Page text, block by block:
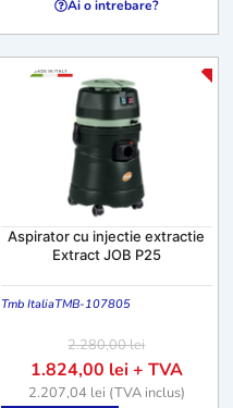
Ai o intrebare?
-
Aspirator cu injectie extractie
Extract JOB P25
Tmb ItaliaTMB-107805
2.280,00lei
1.824,00 lei+ TVA
2.207,04 lei (TVA inclus)